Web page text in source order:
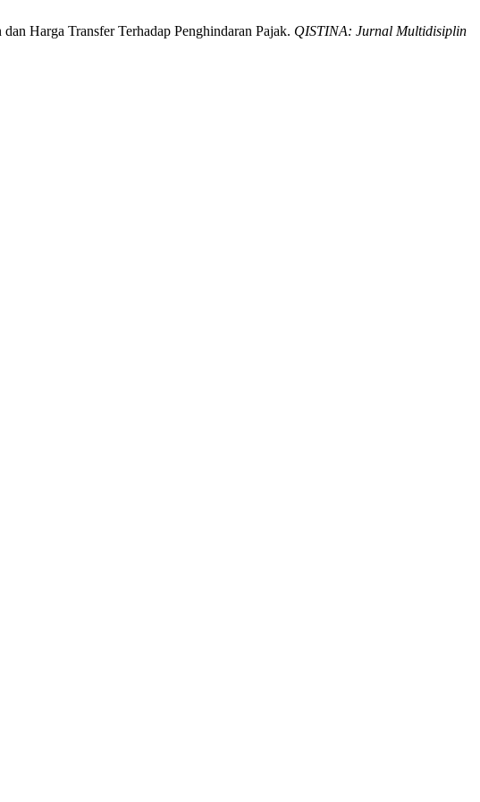
Harga Transfer Terhadap Penghindaran Pajak. QISTINA: Jurnal Multidisiplin